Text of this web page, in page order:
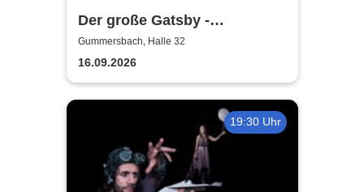
Der große Gatsby -
Rheinisches Landestheater
Neuss
Gummersbach, Halle 32
16.09.2026
19:30 Uhr